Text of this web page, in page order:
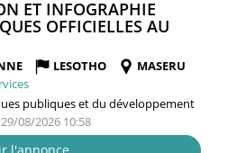
ET INFOGRAPHIE
OFFICIELLES AU
LESOTHO
MASERU
publiques et du développement
08/2026 10:58